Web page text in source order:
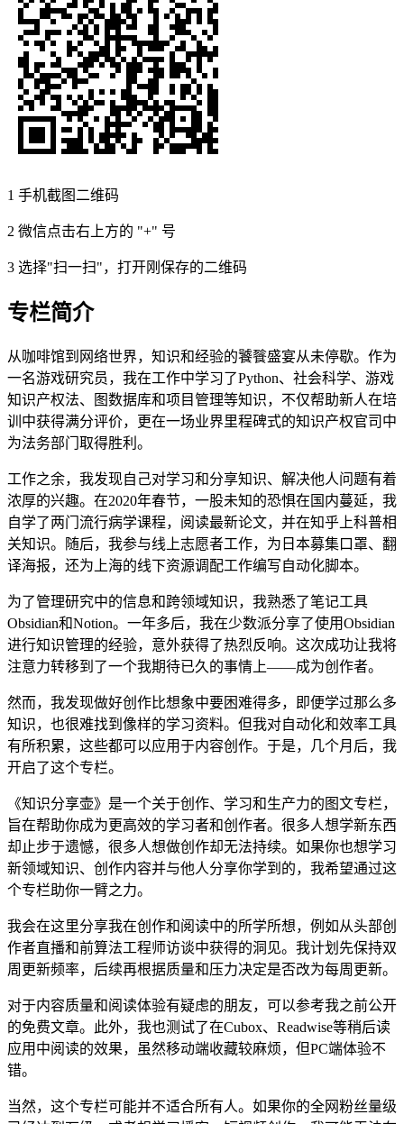
1 手机截图二维码
2 微信点击右上方的 "+" 号
3 选择"扫一扫"，打开刚保存的二维码
专栏简介
从咖啡馆到网络世界，知识和经验的饕餮盛宴从未停歇。作为
一名游戏研究员，我在工作中学习了Python、社会科学、游戏
知识产权法、图数据库和项目管理等知识，不仅帮助新人在培
训中获得满分评价，更在一场业界里程碑式的知识产权官司中
为法务部门取得胜利。
工作之余，我发现自己对学习和分享知识、解决他人问题有着
浓厚的兴趣。在2020年春节，一股未知的恐惧在国内蔓延，我
自学了两门流行病学课程，阅读最新论文，并在知乎上科普相
关知识。随后，我参与线上志愿者工作，为日本募集口罩、翻
译海报，还为上海的线下资源调配工作编写自动化脚本。
为了管理研究中的信息和跨领域知识，我熟悉了笔记工具
Obsidian和Notion。一年多后，我在少数派分享了使用Obsidian
进行知识管理的经验，意外获得了热烈反响。这次成功让我将
注意力转移到了一个我期待已久的事情上——成为创作者。
然而，我发现做好创作比想象中要困难得多，即便学过那么多
知识，也很难找到像样的学习资料。但我对自动化和效率工具
有所积累，这些都可以应用于内容创作。于是，几个月后，我
开启了这个专栏。
《知识分享壶》是一个关于创作、学习和生产力的图文专栏，
旨在帮助你成为更高效的学习者和创作者。很多人想学新东西
却止步于遗憾，很多人想做创作却无法持续。如果你也想学习
新领域知识、创作内容并与他人分享你学到的，我希望通过这
个专栏助你一臂之力。
我会在这里分享我在创作和阅读中的所学所想，例如从头部创
作者直播和前算法工程师访谈中获得的洞见。我计划先保持双
周更新频率，后续再根据质量和压力决定是否改为每周更新。
对于内容质量和阅读体验有疑虑的朋友，可以参考我之前公开
的免费文章。此外，我也测试了在Cubox、Readwise等稍后读
应用中阅读的效果，虽然移动端收藏较麻烦，但PC端体验不
错。
当然，这个专栏可能并不适合所有人。如果你的全网粉丝量级